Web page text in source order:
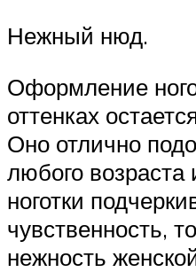
Нежный нюд.
Оформление
оттенках
Оно отлично
любого возраста
ноготки
чувственность,
нежность